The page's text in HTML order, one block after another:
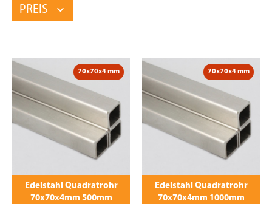
PREIS
70x70x4 mm
Edelstahl Quadratrohr
70x70x4mm 500mm
70x70x4 mm
Edelstahl Quadratrohr
70x70x4mm 1000mm